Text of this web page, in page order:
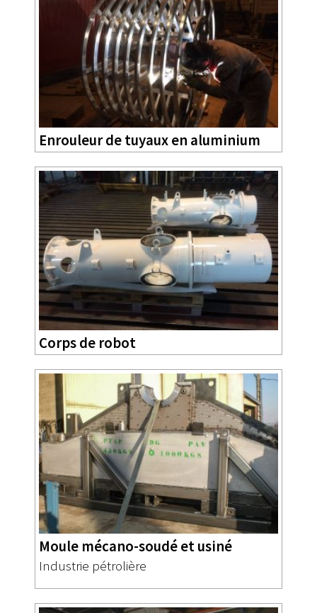
Enrouleur de tuyaux en aluminium
Corps de robot
Moule mécano-soudé et usiné
Industrie pétrolière